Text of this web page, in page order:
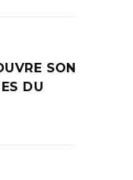
SON
DU